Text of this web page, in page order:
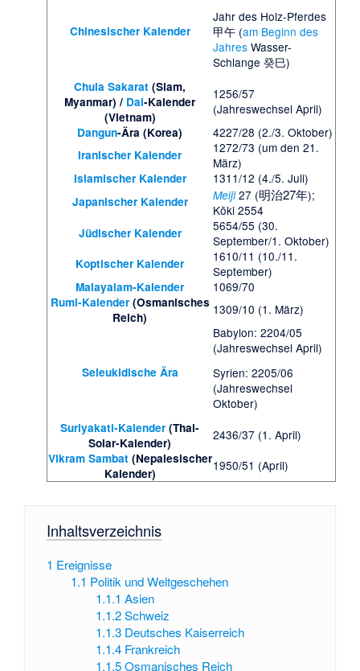
Chinesischer Kalender
Jahr des Holz-Pferdes
甲午 (am Beginn des
JahresWasser-
Schlange 癸巳)
Chula Sakarat (Siam,
Myanmar) / Dai-Kalender
(Vietnam)
1256/57
(Jahreswechsel April)
Dangun-Ära (Korea) 4227/28 (2./3. Oktober)
Iranischer Kalender
1272/73 (um den 21.
März)
Islamischer Kalender 1311/12 (4./5. Juli)
Japanischer Kalender Meiji27 (明治27年);
Kōki 2554
Jüdischer Kalender
5654/55 (30.
September/1. Oktober)
Koptischer Kalender
1610/11 (10./11.
September)
Malayalam-Kalender 1069/70
Rumi-Kalender(Osmanisches
Reich)
1309/10 (1. März)
Seleukidische Ära
Babylon: 2204/05
(Jahreswechsel April)
Syrien: 2205/06
(Jahreswechsel
Oktober)
Suriyakati-Kalender (Thai-
Solar-Kalender)
2436/37 (1. April)
Vikram Sambat(Nepalesischer
Kalender)
1950/51 (April)
Inhaltsverzeichnis
1 Ereignisse
1.1 Politik und Weltgeschehen
1.1.1 Asien
1.1.2 Schweiz
1.1.3 Deutsches Kaiserreich
1.1.4 Frankreich
1.1.5 Osmanisches Reich